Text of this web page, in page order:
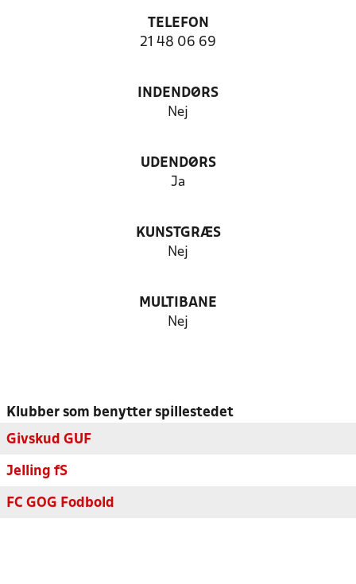
TELEFON
21 48 06 69
INDENDØRS
Nej
UDENDØRS
Ja
KUNSTGRÆS
Nej
MULTIBANE
Nej
Klubber som benytter spillestedet
Givskud GUF
Jelling fS
FC GOG Fodbold